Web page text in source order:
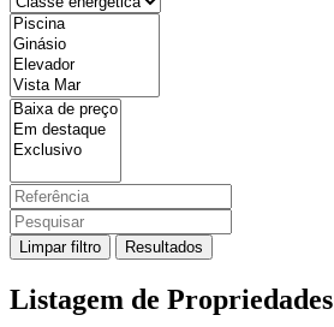
Limpar filtro Resultados
Listagem de Propriedades